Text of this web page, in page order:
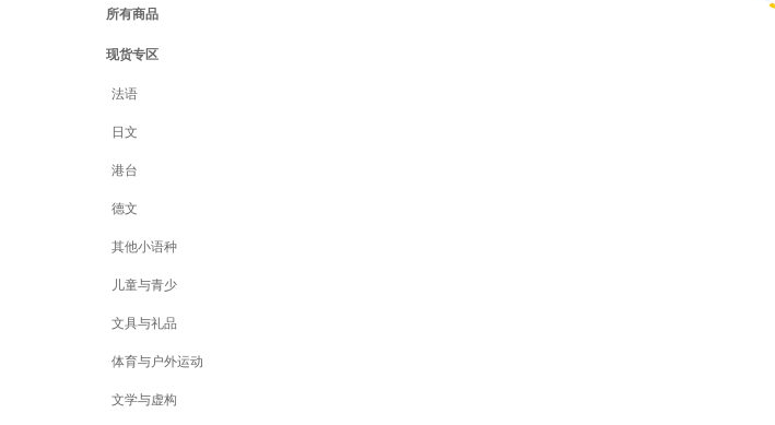
所有商品
现货专区
法语
日文
港台
德文
其他小语种
儿童与青少
文具与礼品
体育与户外运动
文学与虚构